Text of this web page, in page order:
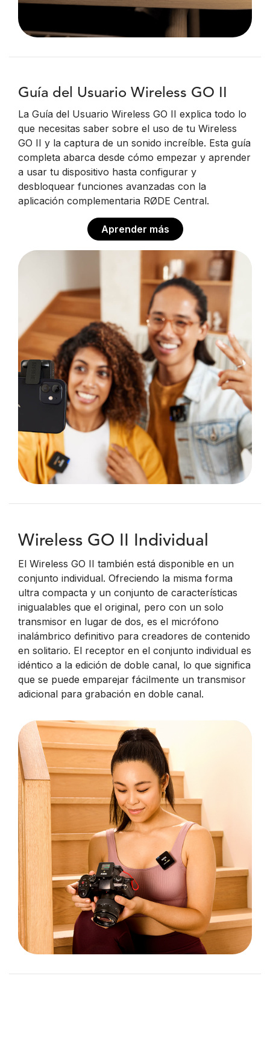
Guía del Usuario Wireless GO II
La Guía del Usuario Wireless GO II explica todo lo
que necesitas saber sobre el uso de tu Wireless
GO II y la captura de un sonido increíble. Esta guía
completa abarca desde cómo empezar y aprender
a usar tu dispositivo hasta configurar y
desbloquear funciones avanzadas con la
aplicación complementaria RØDE Central.
Aprender más
Wireless GO II Individual
El Wireless GO II también está disponible en un
conjunto individual. Ofreciendo la misma forma
ultra compacta y un conjunto de características
inigualables que el original, pero con un solo
transmisor en lugar de dos, es el micrófono
inalámbrico definitivo para creadores de contenido
en solitario. El receptor en el conjunto individual es
idéntico a la edición de doble canal, lo que significa
que se puede emparejar fácilmente un transmisor
adicional para grabación en doble canal.